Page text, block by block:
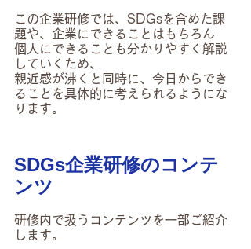
この企業研修では、SDGsを含めた課
題や、企業にできることはもちろん
個人にできることも分かりやすく解説
していくため、
親近感が沸くと同時に、今日からでき
ることを具体的に考えられるようにな
ります。
SDGs企業研修のコンテ
ンツ
研修内で扱うコンテンツを一部ご紹介
します。